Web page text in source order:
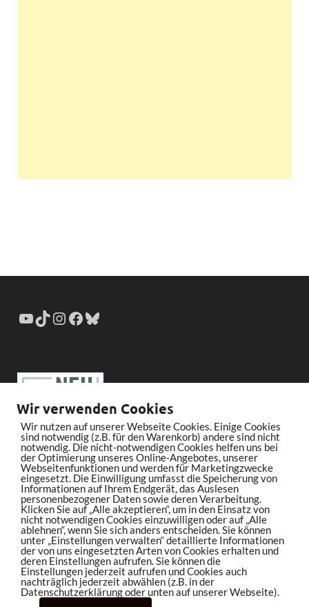
Wir verwenden Cookies
Wir nutzen auf unserer Webseite Cookies. Einige Cookies
sind notwendig (z.B. für den Warenkorb) andere sind nicht
notwendig. Die nicht-notwendigen Cookies helfen uns bei
der Optimierung unseres Online-Angebotes, unserer
Webseitenfunktionen und werden für Marketingzwecke
eingesetzt. Die Einwilligung umfasst die Speicherung von
Informationen auf Ihrem Endgerät, das Auslesen
personenbezogener Daten sowie deren Verarbeitung.
Klicken Sie auf „Alle akzeptieren“, um in den Einsatz von
nicht notwendigen Cookies einzuwilligen oder auf „Alle
ablehnen“, wenn Sie sich anders entscheiden. Sie können
unter „Einstellungen verwalten“ detaillierte Informationen
der von uns eingesetzten Arten von Cookies erhalten und
deren Einstellungen aufrufen. Sie können die
Einstellungen jederzeit aufrufen und Cookies auch
nachträglich jederzeit abwählen (z.B. in der
Datenschutzerklärung oder unten auf unserer Webseite).